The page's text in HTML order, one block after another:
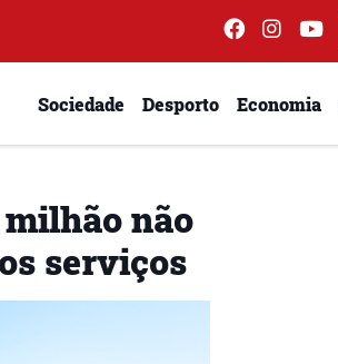
Sociedade Desporto Economia
não
serviços